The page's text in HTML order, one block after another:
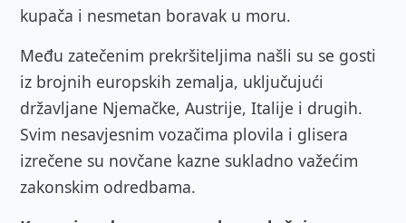
kupača i nesmetan boravak u moru.
Među zatečenim prekršiteljima našli su se gosti
iz brojnih europskih zemalja, uključujući
državljane Njemačke, Austrije, Italije i drugih.
Svim nesavjesnim vozačima plovila i glisera
izrečene su novčane kazne sukladno važećim
zakonskim odredbama.